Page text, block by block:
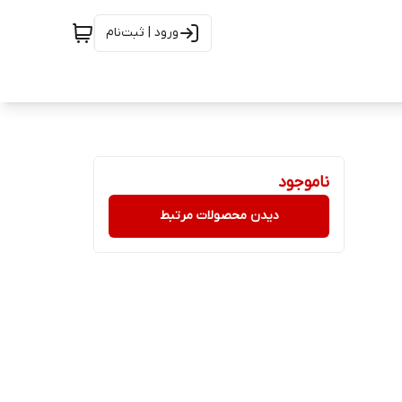
ورود | ثبت‌نام
ناموجود
دیدن محصولات مرتبط